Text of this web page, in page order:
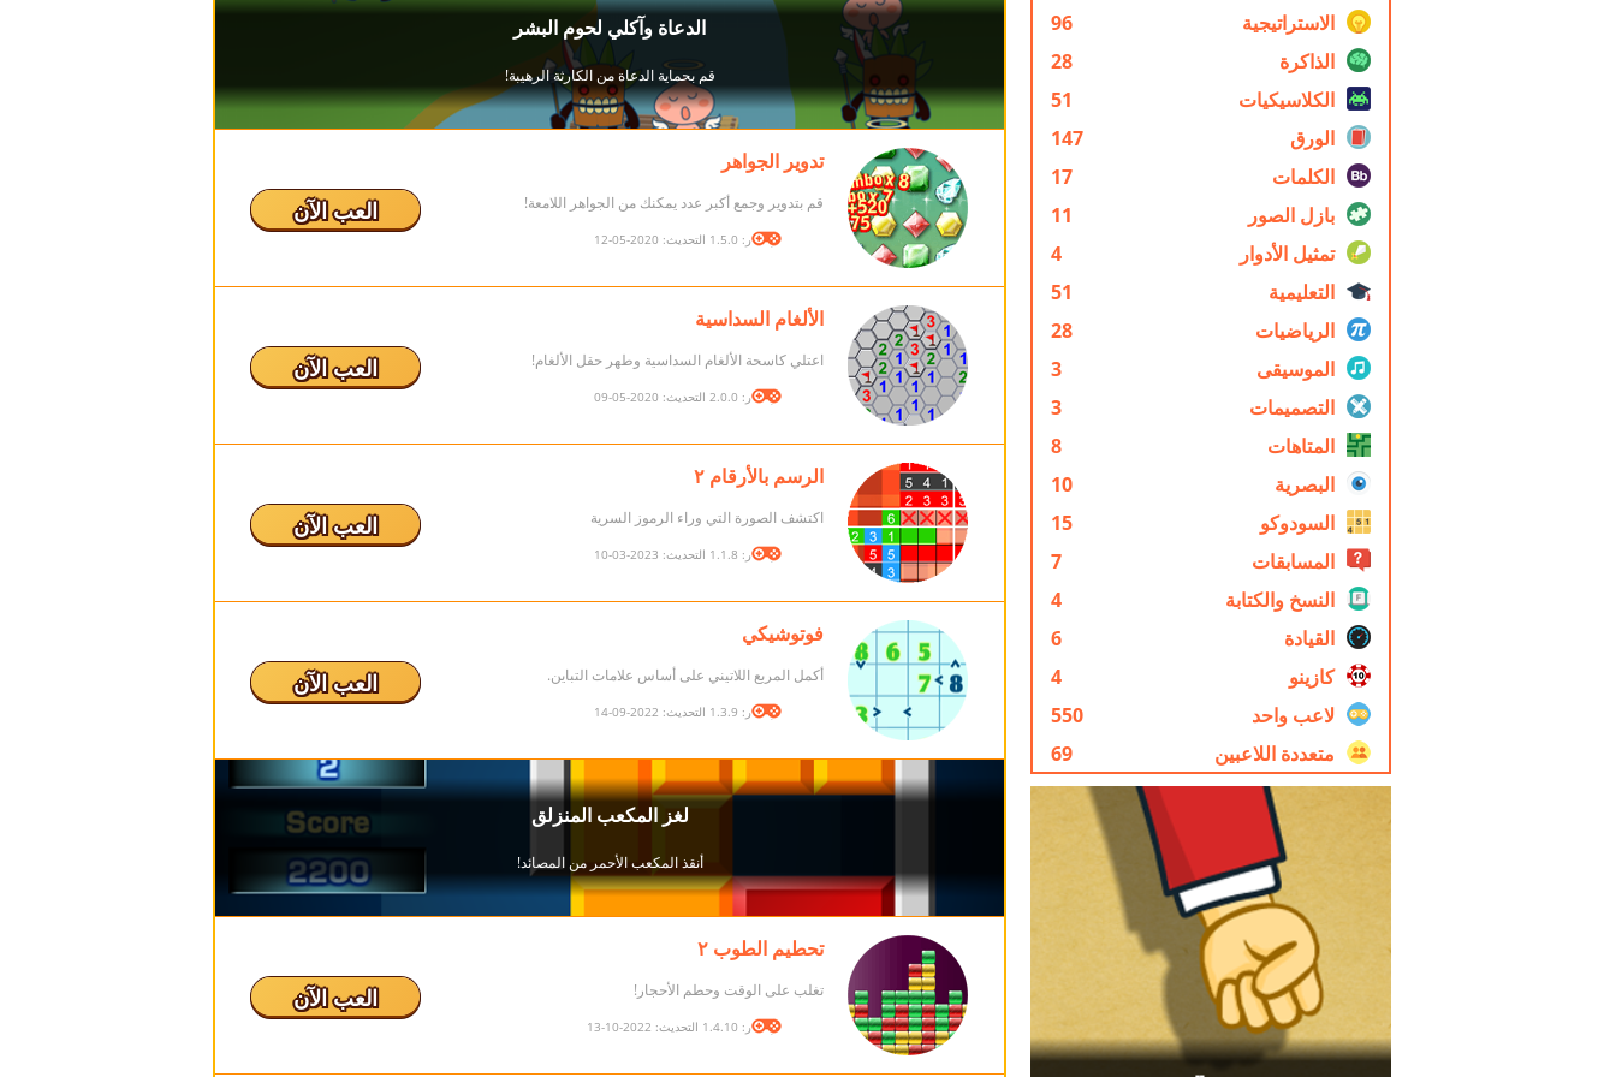
الاستراتيجية
96
الذاكرة
28
الكلاسيكيات
51
الورق
147
الكلمات
17
بازل الصور
11
تمثيل الأدوار
4
التعليمية
51
الرياضيات
28
الموسيقى
3
التصميمات
3
المتاهات
8
البصرية
10
السودوكو
15
المسابقات
7
النسخ والكتابة
4
القيادة
6
كازينو
4
لاعب واحد
550
متعددة اللاعبين
69
تدوير الجواهر
قم بتدوير وجمع أكبر عدد يمكنك من الجواهر اللامعة!
الإصدار: 1.5.0 التحديث: 2020-05-12
العب الآن
الألغام السداسية
اعتلي كاسحة الألغام السداسية وطهر حقل الألغام!
الإصدار: 2.0.0 التحديث: 2020-05-09
العب الآن
الرسم بالأرقام ٢
اكتشف الصورة التي وراء الرموز السرية
الإصدار: 1.1.8 التحديث: 2023-03-10
العب الآن
فوتوشيكي
أكمل المربع اللاتيني على أساس علامات التباين.
الإصدار: 1.3.9 التحديث: 2022-09-14
العب الآن
تحطيم الطوب ٢
تغلب على الوقت وحطم الأحجار!
الإصدار: 1.4.10 التحديث: 2022-10-13
العب الآن